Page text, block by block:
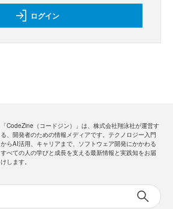
ログイン
「CodeZine（コードジン）」は、株式会社翔泳社が運営す
る、開発者のための情報メディアです。テクノロジー入門
からAI活用、キャリアまで、ソフトウェア開発にかかわる
すべての人の学びと成長を支える最新情報と実践知をお届
けします。